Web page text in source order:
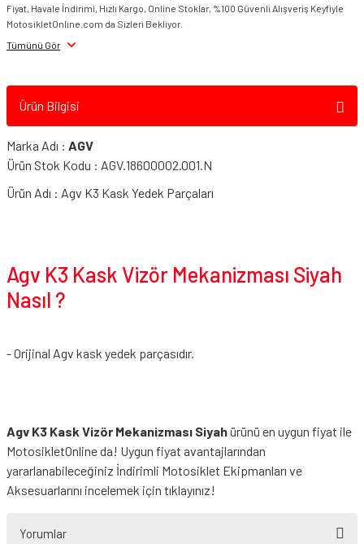
Fiyat, Havale İndirimi, Hızlı Kargo, Online Stoklar, %100 Güvenli Alışveriş Keyfiyle
MotosikletOnline.com da Sizleri Bekliyor.
Tümünü Gör
Ürün Bilgisi
Marka Adı : AGV
Ürün Stok Kodu : AGV.18600002.001.N
Ürün Adı : Agv K3 Kask Yedek Parçaları
Agv K3 Kask Vizör Mekanizması Siyah
Nasıl ?
- Orijinal Agv kask yedek parçasıdır.
Agv K3 Kask Vizör Mekanizması Siyahürünü en uygun fiyat ile
MotosikletOnline da! Uygun fiyat avantajlarından
yararlanabileceğiniz İndirimli Motosiklet Ekipmanları ve
Aksesuarlarını incelemek için tıklayınız!
Yorumlar